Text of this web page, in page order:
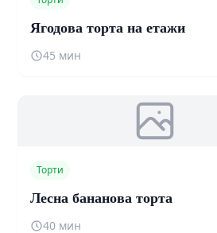
Ягодова торта на етажи
45 мин
Торти
Лесна бананова торта
40 мин